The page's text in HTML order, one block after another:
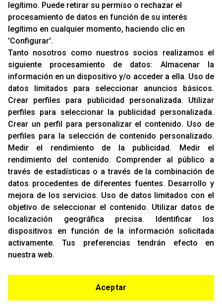
INFORMACIÓN
Contacto
Cambios Y Devoluciones
RACING SUPPORT
Aviso Legal
Sobre Nosotros
Cookies
Política De Privacidad
OFICINAS
C/ Rozabella, 6
CONTACTO
T. (+34)
www.racing-support.com
legítimo. Puede retirar su permiso o rechazar el
procesamiento de datos en función de su interés
legítimo en cualquier momento, haciendo clic en
'Configurar'.
Tanto nosotros como nuestros socios realizamos el
siguiente procesamiento de datos: Almacenar la
información en un dispositivo y/o acceder a ella. Uso de
datos limitados para seleccionar anuncios básicos.
Crear perfiles para publicidad personalizada. Utilizar
perfiles para seleccionar la publicidad personalizada.
Crear un perfil para personalizar el contenido. Uso de
perfiles para la selección de contenido personalizado.
Medir el rendimiento de la publicidad. Medir el
rendimiento del contenido. Comprender al público a
través de estadísticas o a través de la combinación de
datos procedentes de diferentes fuentes. Desarrollo y
mejora de los servicios. Uso de datos limitados con el
objetivo de seleccionar el contenido. Utilizar datos de
localización geográfica precisa. Identificar los
dispositivos en función de la información solicitada
activamente.Tus preferencias tendrán efecto en
nuestra web.
Aceptar